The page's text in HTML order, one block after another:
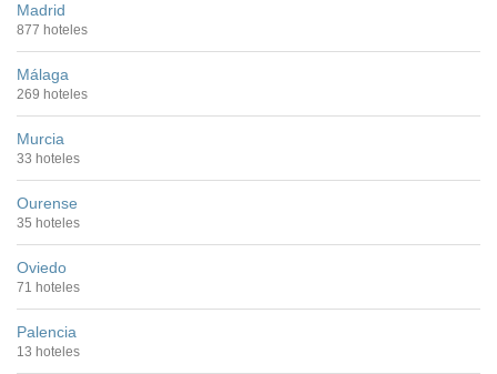
Madrid
877 hoteles
Málaga
269 hoteles
Murcia
33 hoteles
Ourense
35 hoteles
Oviedo
71 hoteles
Palencia
13 hoteles